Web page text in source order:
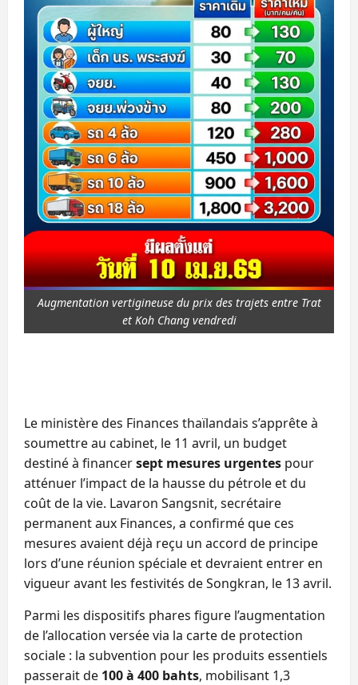
Augmentation vertigineuse du prix des trajets entre Trat
et Koh Chang vendredi
Le ministère des Finances thaïlandais s’apprête à
soumettre au cabinet, le 11 avril, un budget
destiné à financersept mesures urgentes pour
atténuer l’impact de la hausse du pétrole et du
coût de la vie. Lavaron Sangsnit, secrétaire
permanent aux Finances, a confirmé que ces
mesures avaient déjà reçu un accord de principe
lors d’une réunion spéciale et devraient entrer en
vigueur avant les festivités de Songkran, le 13 avril.
Parmi les dispositifs phares figure l’augmentation
de l’allocation versée via la carte de protection
sociale : la subvention pour les produits essentiels
passerait de 100 à 400 bahts, mobilisant 1,3